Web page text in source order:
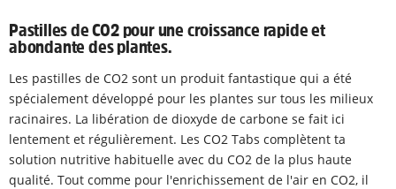
Pastilles de CO2 pour une croissance rapide et
abondante des plantes.
Les pastilles de CO2 sont un produit fantastique qui a été
spécialement développé pour les plantes sur tous les milieux
racinaires. La libération de dioxyde de carbone se fait ici
lentement et régulièrement. Les CO2 Tabs complètent ta
solution nutritive habituelle avec du CO2 de la plus haute
qualité. Tout comme pour l'enrichissement de l'air en CO2, il